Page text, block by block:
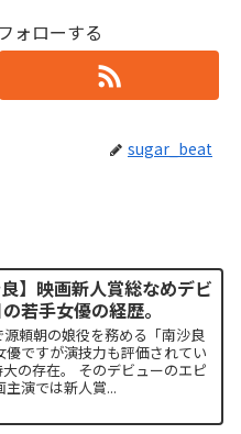
ォローする
sugar_beat
良】映画新人賞総なめデビ
若手女優の経歴。
頼朝の娘役を務める「南沙良
優ですが演技力も評価されてい
の存在。 そのデビューのエピ
演では新人賞...